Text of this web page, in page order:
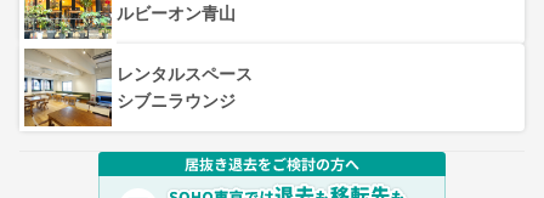
ルビーオン青山
レンタルスペース
シブニラウンジ